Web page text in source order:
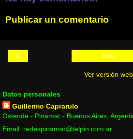
Publicar un comentario
‹ Inicio
Ver versión web
Datos personales
Guillermo Caprarulo
Ostende - Pinamar - Buenos Aires,
Email: redespinamar@telpin.com.ar